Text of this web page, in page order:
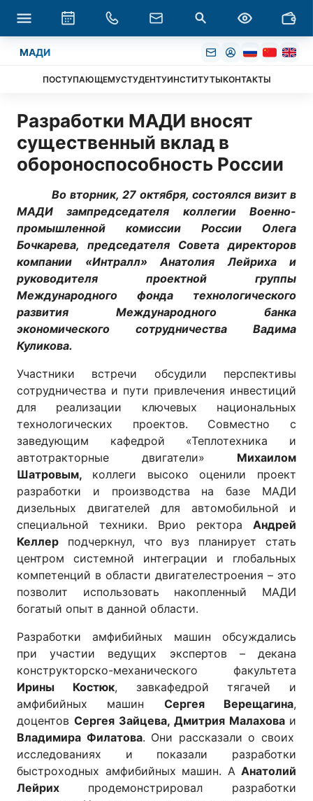
МАДИ
ПОСТУПАЮЩЕМУСТУДЕНТУИНСТИТУТЫКОНТАКТЫ
Разработки МАДИ вносят
существенный вклад в
обороноспособность России
Во вторник, 27 октября, состоялся визит в
МАДИ зампредседателя коллегии Военно-
промышленной комиссии России Олега
Бочкарева, председателя Совета директоров
компании «Интралл» Анатолия Лейриха и
руководителя проектной группы
Международного фонда технологического
развития Международного банка
экономического сотрудничества Вадима
Куликова.
Участники встречи обсудили перспективы
сотрудничества и пути привлечения инвестиций
для реализации ключевых национальных
технологических проектов. Совместно с
заведующим кафедрой «Теплотехника и
автотракторные двигатели» Михаилом
Шатровым, коллеги высоко оценили проект
разработки и производства на базе МАДИ
дизельных двигателей для автомобильной и
специальной техники. Врио ректора Андрей
Келлер подчеркнул, что вуз планирует стать
центром системной интеграции и глобальных
компетенций в области двигателестроения – это
позволит использовать накопленный МАДИ
богатый опыт в данной области.
Разработки амфибийных машин обсуждались
при участии ведущих экспертов – декана
конструкторско-механического факультета
Ирины Костюк, завкафедрой тягачей и
амфибийных машин Сергея Верещагина,
доцентов Сергея Зайцева, Дмитрия Малахова и
Владимира Филатова. Они рассказали о своих
исследованиях и показали разработки
быстроходных амфибийных машин. А Анатолий
Лейрих продемонстрировал разработки